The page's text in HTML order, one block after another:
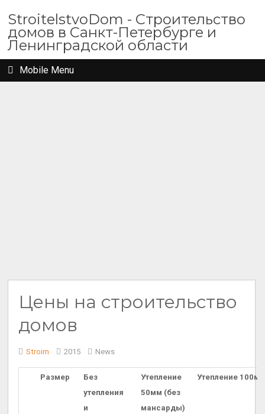
StroitelstvoDom - Строительство
домов в Санкт-Петербурге и
Ленинградской области
Mobile Menu
Цены на строительство
домов
Stroim 2015 News
Размер
Без
утепления
и
Утепление
50мм (без
мансарды)
Утепление